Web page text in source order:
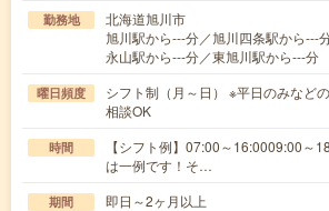
勤務地
北海道旭川市
旭川駅から---分／旭川四条駅から---
永山駅から---分／東旭川駅から---分
曜日頻度
シフト制（月～日） ※平日のみなど
相談OK
時間
【シフト例】07:00～16:0009:00～
は一例です！そ…
期間 即日～2ヶ月以上